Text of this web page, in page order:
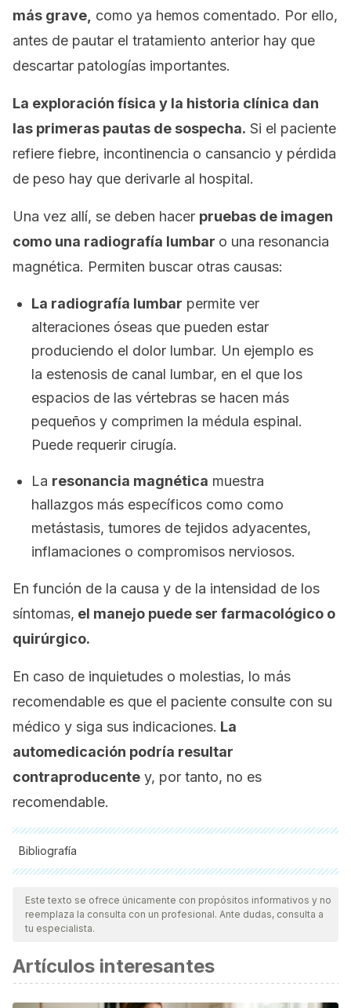
más grave, como ya hemos comentado. Por ello,
antes de pautar el tratamiento anterior hay que
descartar patologías importantes.
La exploración física y la historia clínica dan
las primeras pautas de sospecha. Si el paciente
refiere fiebre, incontinencia o cansancio y pérdida
de peso hay que derivarle al hospital.
Una vez allí, se deben hacer pruebas de imagen
como una radiografía lumbar o una resonancia
magnética. Permiten buscar otras causas:
La radiografía lumbar permite ver
alteraciones óseas que pueden estar
produciendo el dolor lumbar. Un ejemplo es
la estenosis de canal lumbar, en el que los
espacios de las vértebras se hacen más
pequeños y comprimen la médula espinal.
Puede requerir cirugía.
La resonancia magnética muestra
hallazgos más específicos como como
metástasis, tumores de tejidos adyacentes,
inflamaciones o compromisos nerviosos.
En función de la causa y de la intensidad de los
síntomas, el manejo puede ser farmacológico o
quirúrgico.
En caso de inquietudes o molestias, lo más
recomendable es que el paciente consulte con su
médico y siga sus indicaciones. La
automedicación podría resultar
contraproducente y, por tanto, no es
recomendable.
Bibliografía
Todas las fuentes citadas fueron revisadas a profundidad por
nuestro equipo, para asegurar su calidad, confiabilidad,
vigencia y validez.La bibliografía de este artículo fue
científica.
Herbert, M., Lanctot-Herbert, M., & Mahadevan, S. V.
Este texto se ofrece únicamente con propósitos informativos y no
reemplaza la consulta con un profesional. Ante dudas, consulta a
tu especialista.
Artículos interesantes